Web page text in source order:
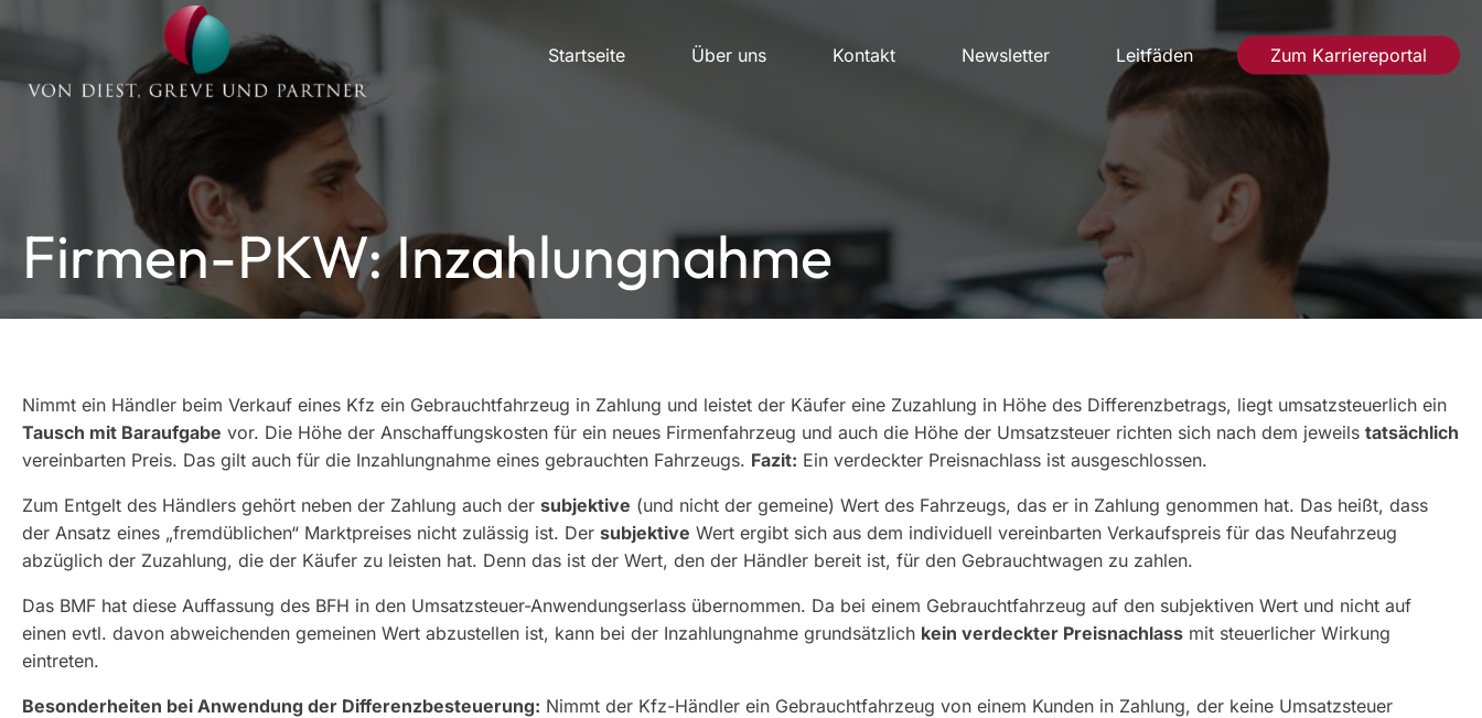
Startseite Über uns Kontakt Newsletter Leitfäden Zum Karriereportal
Firmen-PKW: Inzahlungnahme
Nimmt ein Händler beim Verkauf eines Kfz ein Gebrauchtfahrzeug in Zahlung und leistet der Käufer eine Zuzahlung in Höhe des Differenzbetrags, liegt umsatzsteuerlich ein
Tausch mit Baraufgabe vor. Die Höhe der Anschaffungskosten für ein neues Firmenfahrzeug und auch die Höhe der Umsatzsteuer richten sich nach dem jeweils tatsächlich
vereinbarten Preis. Das gilt auch für die Inzahlungnahme eines gebrauchten Fahrzeugs. Fazit: Ein verdeckter Preisnachlass ist ausgeschlossen.
Zum Entgelt des Händlers gehört neben der Zahlung auch der subjektive (und nicht der gemeine) Wert des Fahrzeugs, das er in Zahlung genommen hat. Das heißt, dass
der Ansatz eines „fremdüblichen“ Marktpreises nicht zulässig ist. Der subjektive Wert ergibt sich aus dem individuell vereinbarten Verkaufspreis für das Neufahrzeug
abzüglich der Zuzahlung, die der Käufer zu leisten hat. Denn das ist der Wert, den der Händler bereit ist, für den Gebrauchtwagen zu zahlen.
Das BMF hat diese Auffassung des BFH in den Umsatzsteuer-Anwendungserlass übernommen. Da bei einem Gebrauchtfahrzeug auf den subjektiven Wert und nicht auf
einen evtl. davon abweichenden gemeinen Wert abzustellen ist, kann bei der Inzahlungnahme grundsätzlich kein verdeckter Preisnachlass mit steuerlicher Wirkung
eintreten.
Besonderheiten bei Anwendung der Differenzbesteuerung: Nimmt der Kfz-Händler ein Gebrauchtfahrzeug von einem Kunden in Zahlung, der keine Umsatzsteuer